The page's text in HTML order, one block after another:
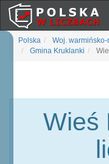
Polska Woj. warmińsko-
Gmina Kruklanki
Wieś